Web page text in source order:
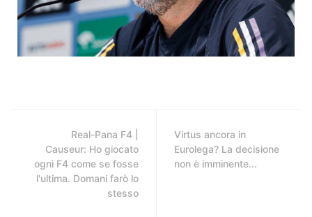
Real-Pana F4 |
Causeur: Ho giocato
ogni F4 come se fosse
l'ultima. Domani farò lo
stesso
Virtus ancora in
Eurolega? La decisione
non è imminente...